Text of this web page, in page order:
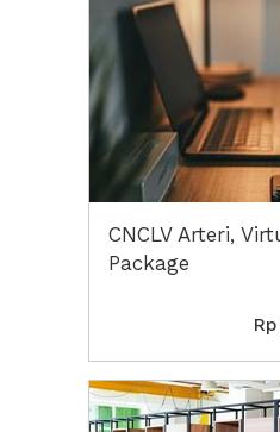
CNCLV Arteri,
Package
Rp